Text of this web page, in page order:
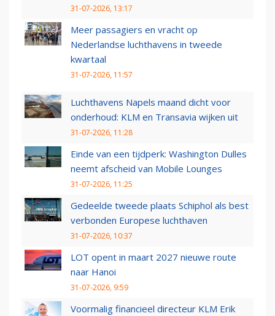
31-07-2026, 13:17
Meer passagiers en vracht op
Nederlandse luchthavens in tweede
kwartaal
31-07-2026, 11:57
Luchthavens Napels maand dicht voor
onderhoud: KLM en Transavia wijken uit
31-07-2026, 11:28
Einde van een tijdperk: Washington Dulles
neemt afscheid van Mobile Lounges
31-07-2026, 11:25
Gedeelde tweede plaats Schiphol als best
verbonden Europese luchthaven
31-07-2026, 10:37
LOT opent in maart 2027 nieuwe route
naar Hanoi
31-07-2026, 9:59
Voormalig financieel directeur KLM Erik